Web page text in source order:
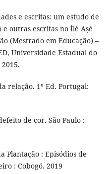
e escritas: um estudo de
outras escritas no Ìlè Aṣé
(Mestrado em Educação) –
Universidade Estadual do
relação. 1º Ed. Portugal:
de cor. São Paulo :
Plantação : Episódios de
: Cobogó. 2019